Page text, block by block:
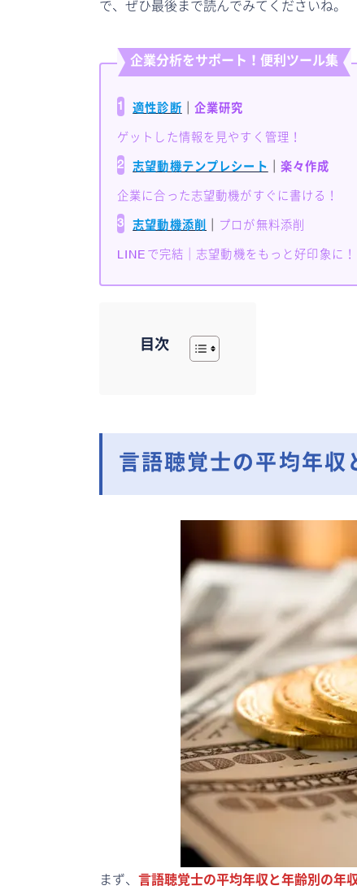
で、ぜひ最後まで読んでみてくださいね。
企業分析をサポート！便利ツール集
1 適性診断 企業研究
ゲットした情報を見やすく管理！
2 志望動機テンプレシート 楽々作成
企業に合った志望動機がすぐに書ける！
3 志望動機添削 プロが無料添削
LINEで完結｜志望動機をもっと好印象に！
目次
言語聴覚士の平均年収
まず、 言語聴覚士の平均年収と年齢別の年